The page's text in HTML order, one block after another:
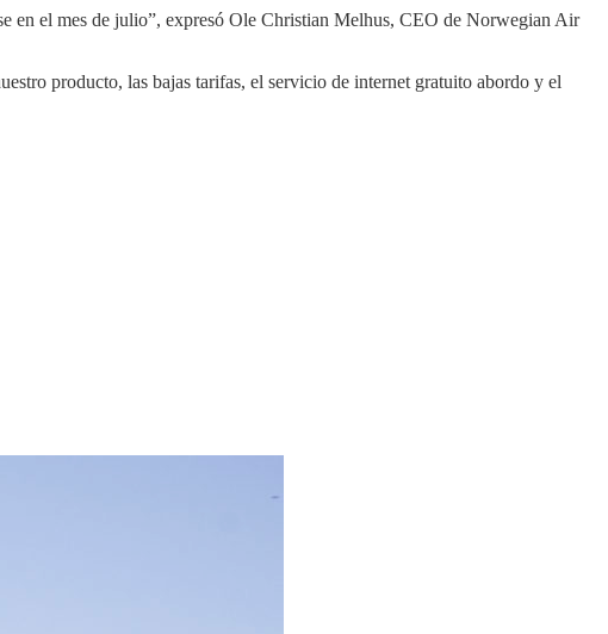
en el mes de julio”, expresó Ole Christian Melhus, CEO de Norwegian Air
producto, las bajas tarifas, el servicio de internet gratuito abordo y el